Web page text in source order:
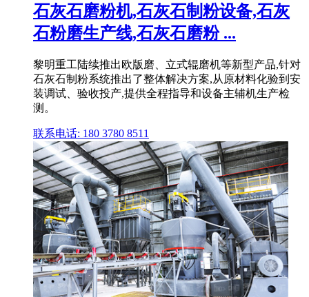
石灰石磨粉机,石灰石制粉设备,石灰
石粉磨生产线,石灰石磨粉 ...
黎明重工陆续推出欧版磨、立式辊磨机等新型产品,针对
石灰石制粉系统推出了整体解决方案,从原材料化验到安
装调试、验收投产,提供全程指导和设备主辅机生产检
测。
联系电话: 180 3780 8511